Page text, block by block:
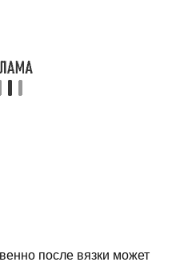
после вязки может